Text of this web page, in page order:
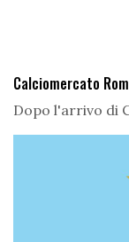
Calciomercato
Dopo l'arrivo di